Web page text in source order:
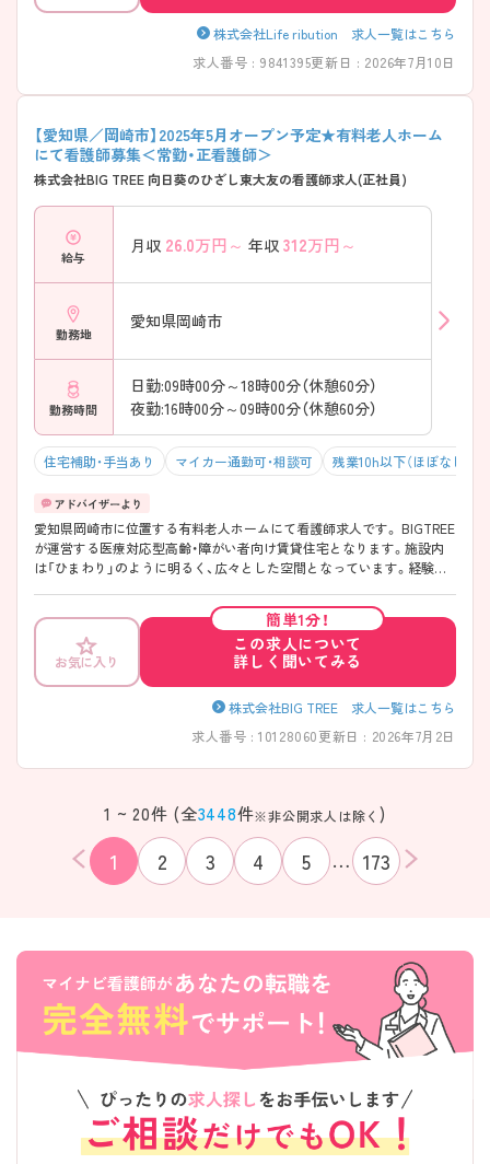
クリア
検索する
株式会社Life ribution 求人一覧はこちら
求人番号 : 9841395更新日 : 2026年7月10日
【愛知県／岡崎市】2025年5月オープン予定★有料老人ホーム
にて看護師募集＜常勤・正看護師＞
株式会社BIG TREE 向日葵のひざし東大友の看護師求人(正社員)
給与
月収 26.0万円～ 年収 312万円～
勤務地
愛知県岡崎市
勤務時間
日勤:09時00分～18時00分（休憩60分）
夜勤:16時00分～09時00分（休憩60分）
住宅補助・手当あり マイカー通勤可・相談可 残業10h以下（ほぼなし）
愛知県岡崎市に位置する有料老人ホームにて看護師求人です。 BIGTREE
が運営する医療対応型高齢・障がい者向け賃貸住宅となります。施設内
は「ひまわり」のように明るく、広々とした空間となっています。経験は
味をお持ちの方には詳細の情報や面接のポイントをお伝えしますのでお
気軽にお問い合わせくださいませ。
お気に入り
簡単1分！
この求人について
詳しく聞いてみる
株式会社BIG TREE 求人一覧はこちら
求人番号 : 10128060更新日 : 2026年7月2日
1 ~ 20件 (全3448件※非公開求人は除く )
1 2 3 4 5 … 173